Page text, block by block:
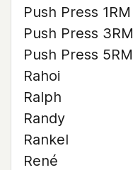
Push Press 1RM
Push Press 3RM
Push Press 5RM
Rahoi
Ralph
Randy
Rankel
René